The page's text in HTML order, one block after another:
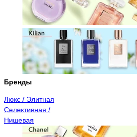
Бренды
Люкс / Элитная
Селективная /
Нишевая